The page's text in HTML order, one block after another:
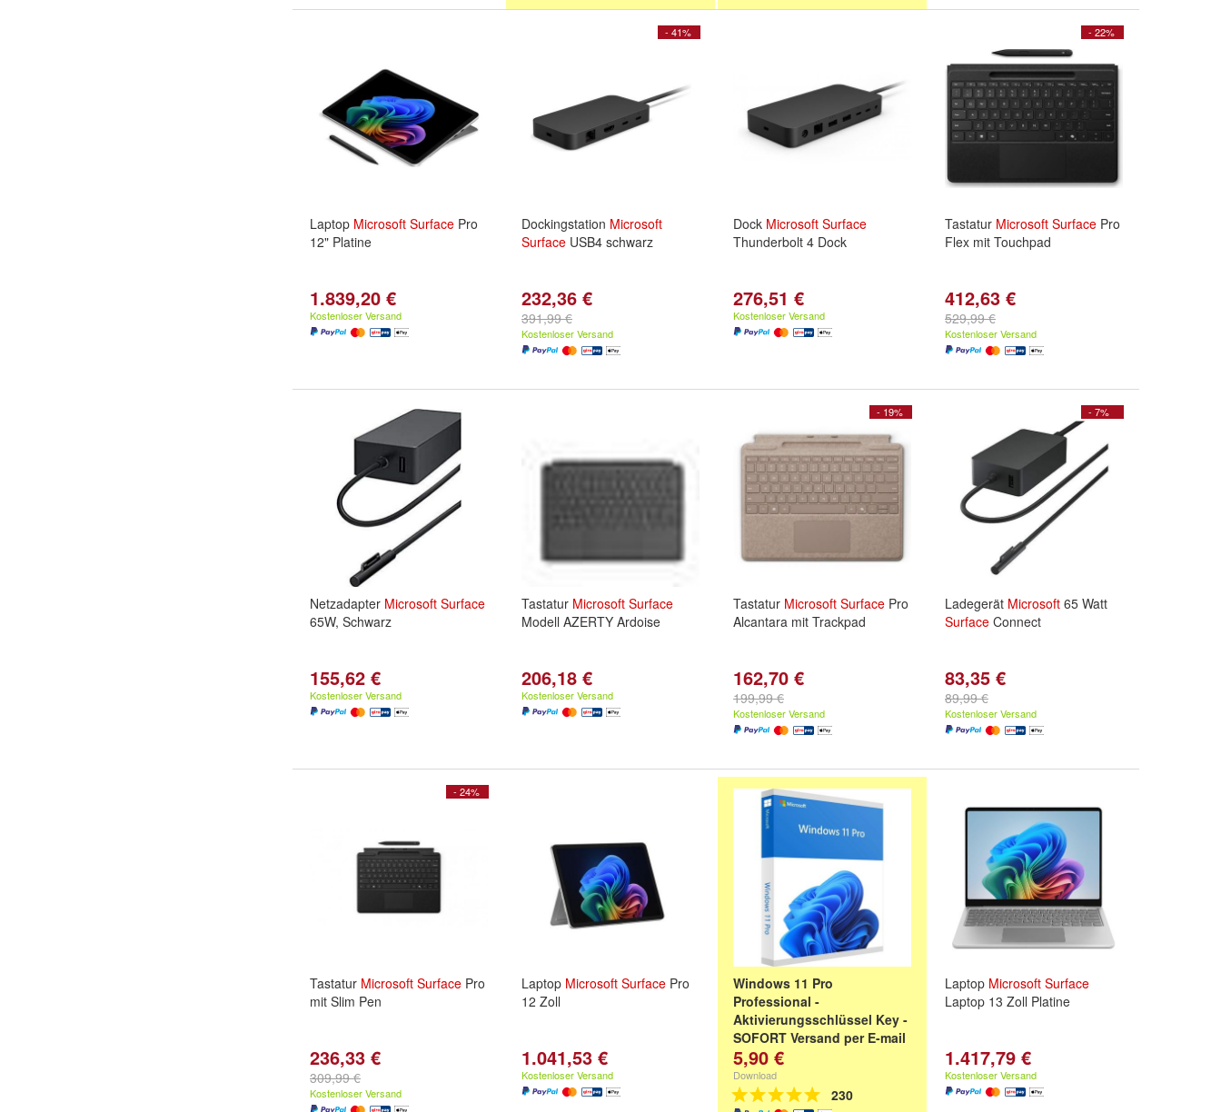
Laptop Microsoft Surface Pro
12" Platine
1.839,20 €
Kostenloser Versand
- 41%
Dockingstation Microsoft
Surface USB4 schwarz
232,36 €
391,99 €
Kostenloser Versand
Dock Microsoft Surface
Thunderbolt 4 Dock
276,51 €
Kostenloser Versand
- 22%
Tastatur Microsoft Surface Pro
Flex mit Touchpad
412,63 €
529,99 €
Kostenloser Versand
Netzadapter Microsoft Surface
65W, Schwarz
155,62 €
Kostenloser Versand
Tastatur Microsoft Surface
Modell AZERTY Ardoise
206,18 €
Kostenloser Versand
- 19%
Tastatur Microsoft Surface Pro
Alcantara mit Trackpad
162,70 €
199,99 €
Kostenloser Versand
- 7%
Ladegerät Microsoft 65 Watt
Surface Connect
83,35 €
89,99 €
Kostenloser Versand
- 24%
Tastatur Microsoft Surface Pro
mit Slim Pen
236,33 €
309,99 €
Kostenloser Versand
Laptop Microsoft Surface Pro
12 Zoll
1.041,53 €
Kostenloser Versand
Windows 11 Pro
Professional -
Aktivierungsschlüssel Key -
SOFORT Versand per E-mail
5,90 €
Download
230
Laptop Microsoft Surface
Laptop 13 Zoll Platine
1.417,79 €
Kostenloser Versand